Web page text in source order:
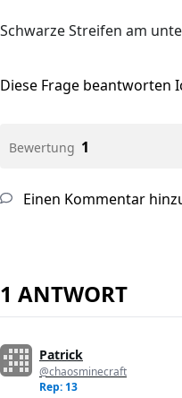
Schwarze Streifen am
Diese Frage beantworten
Bewertung 1
Einen Kommentar
1 ANTWORT
Patrick
@chaosminecraft
Rep: 13